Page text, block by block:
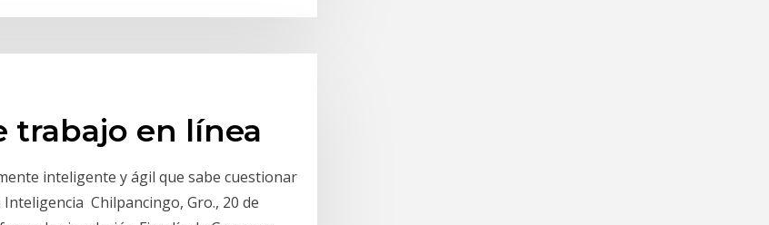
trabajo en línea
inteligente y ágil que sabe cuestionar
Chilpancingo, Gro., 20 de